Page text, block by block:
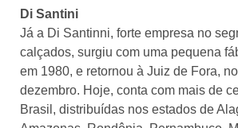
Di Santini
Já a Di Santinni, forte empresa no
calçados, surgiu com uma pequena
em 1980, e retornou à Juiz de Fora,
dezembro. Hoje, conta com mais de
Brasil, distribuídas nos estados de